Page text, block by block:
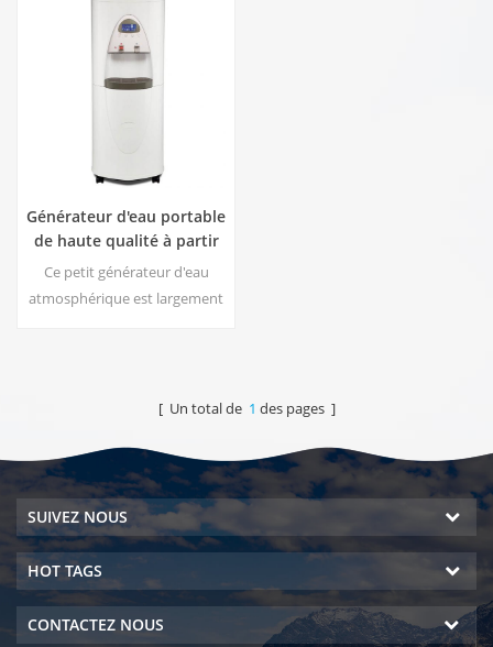
Générateur d'eau portable
de haute qualité à partir
de l'air HR-77M
Ce petit générateur d'eau
atmosphérique est largement
pure. Sortie d'eau pure
d'affichage LCD.
[ Un total de 1 des pages ]
SUIVEZ NOUS
HOT TAGS
CONTACTEZ NOUS